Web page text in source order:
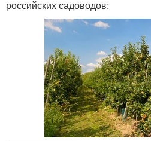
российских садоводов: